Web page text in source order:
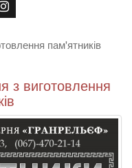
пам'ятників
з виготовлення